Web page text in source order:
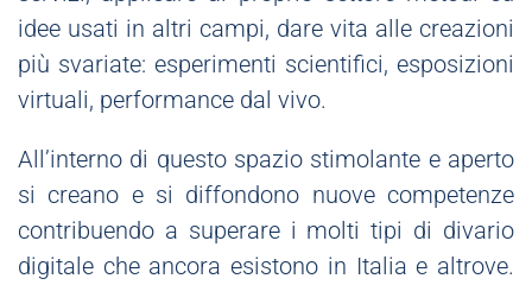
idee usati in altri campi, dare vita alle creazioni
più svariate: esperimenti scientifici, esposizioni
virtuali, performance dal vivo.
All’interno di questo spazio stimolante e aperto
si creano e si diffondono nuove competenze
contribuendo a superare i molti tipi di divario
digitale che ancora esistono in Italia e altrove.